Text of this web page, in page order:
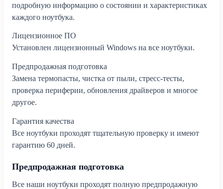
подробную информацию о состоянии и характеристиках
каждого ноутбука.
Лицензионное ПО
Установлен лицензионный Windows на все ноутбуки.
Предпродажная подготовка
Замена термопасты, чистка от пыли, стресс-тесты,
проверка периферии, обновления драйверов и многое
другое.
Гарантия качества
Все ноутбуки проходят тщательную проверку и имеют
гарантию 60 дней.
Предпродажная подготовка
Все наши ноутбуки проходят полную предпродажную